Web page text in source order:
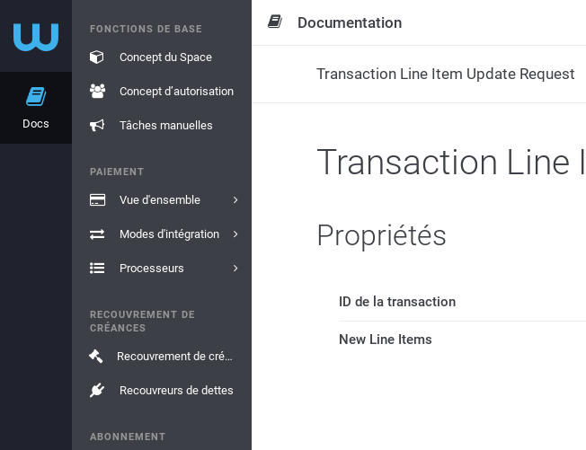
Docs
FONCTIONS DE BASE
Concept du Space
Concept d’autorisation
Tâches manuelles
PAIEMENT
Vue d'ensemble
Modes d'intégration
Processeurs
RECOUVREMENT DE
CRÉANCES
Recouvrement de créances
Recouvreurs de dettes
ABONNEMENT
Documentation
Transaction Line Item Update Request
Transaction Line
Propriétés
ID de la transaction
New Line Items